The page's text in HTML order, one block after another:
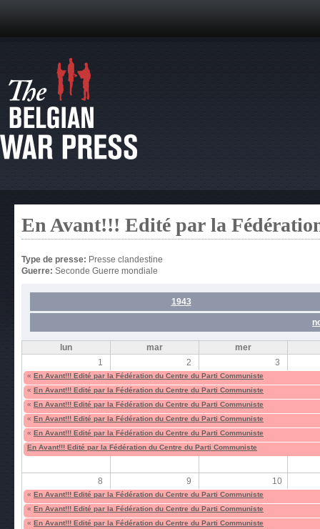
En Avant!!! Edité par la
Type de presse: Presse clandestine
Guerre: Seconde Guerre mondiale
1943
lun mar
mer
1
2 3
« En Avant!!! Edité par la Fédération du Centre du Parti Communiste
« En Avant!!! Edité par la Fédération du Centre du Parti Communiste
« En Avant!!! Edité par la Fédération du Centre du Parti Communiste
« En Avant!!! Edité par la Fédération du Centre du Parti Communiste
« En Avant!!! Edité par la Fédération du Centre du Parti Communiste
En Avant!!! Edité par la Fédération du Centre du Parti Communiste
8 9 10
« En Avant!!! Edité par la Fédération du Centre du Parti Communiste
« En Avant!!! Edité par la Fédération du Centre du Parti Communiste
« En Avant!!! Edité par la Fédération du Centre du Parti Communiste